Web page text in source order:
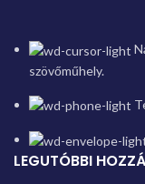
szövőműhely.
LEGUTÓBBI